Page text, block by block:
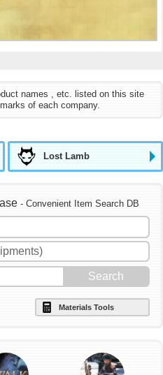
names , etc. listed on this site
of each company.
Lost Lamb
- Convenient Item Search DB
Materials Tools